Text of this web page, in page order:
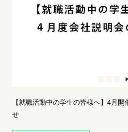
【就職活動中の学生の皆様へ】4月
せ